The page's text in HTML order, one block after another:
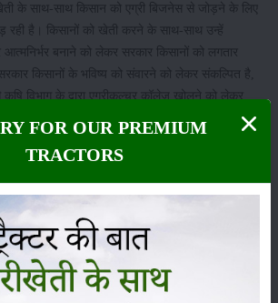
के साथ-साथ किसान को एग्री बिजनेस से जोड़ने के लिए
रही है। किसानों को खेती करने के साथ-साथ उन्हें
बनाने को लेकर सरकार किसानों को लगतार
सरकार किसानों के भविष्य को संवारने को लेकर संकल्पित है,
कृषि विभाग के द्वारा एग्रीकल्चर कॉलेज खोलने को लेकर
केंद्र में प्रशिक्षण देने से साफ जाहिर होता है, कि
बनेंगे और बेहतर मुनाफा अर्जित कर के खुशहाल
FOR OUR PREMIUM
TRACTORS